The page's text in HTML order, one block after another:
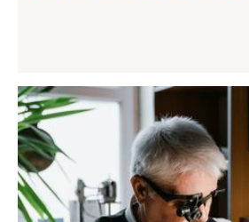
Polissage et réstauration
Prendre rendez-vous